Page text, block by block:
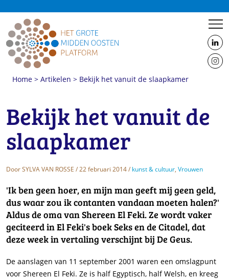
us
on
us
Home > Artikelen > Bekijk het vanuit de slaapkamer
Bekijk het vanuit de
slaapkamer
DoorSYLVA VAN ROSSE / 22 februari 2014 / kunst & cultuur, Vrouwen
'Ik ben geen hoer, en mijn man geeft mij geen geld,
dus waar zou ik contanten vandaan moeten halen?'
Aldus de oma van Shereen El Feki. Ze wordt vaker
geciteerd in El Feki's boek Seks en de Citadel, dat
deze week in vertaling verschijnt bij De Geus.
De aanslagen van 11 september 2001 waren een omslagpunt
voor Shereen El Feki. Ze is half Egyptisch, half Welsh, en kreeg